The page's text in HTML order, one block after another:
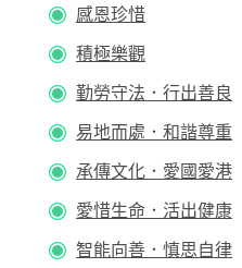
感恩珍惜
積極樂觀
勤勞守法．行出善良
易地而處．和諧尊重
承傳文化．愛國愛港
愛惜生命．活出健康
智能向善．慎思自律